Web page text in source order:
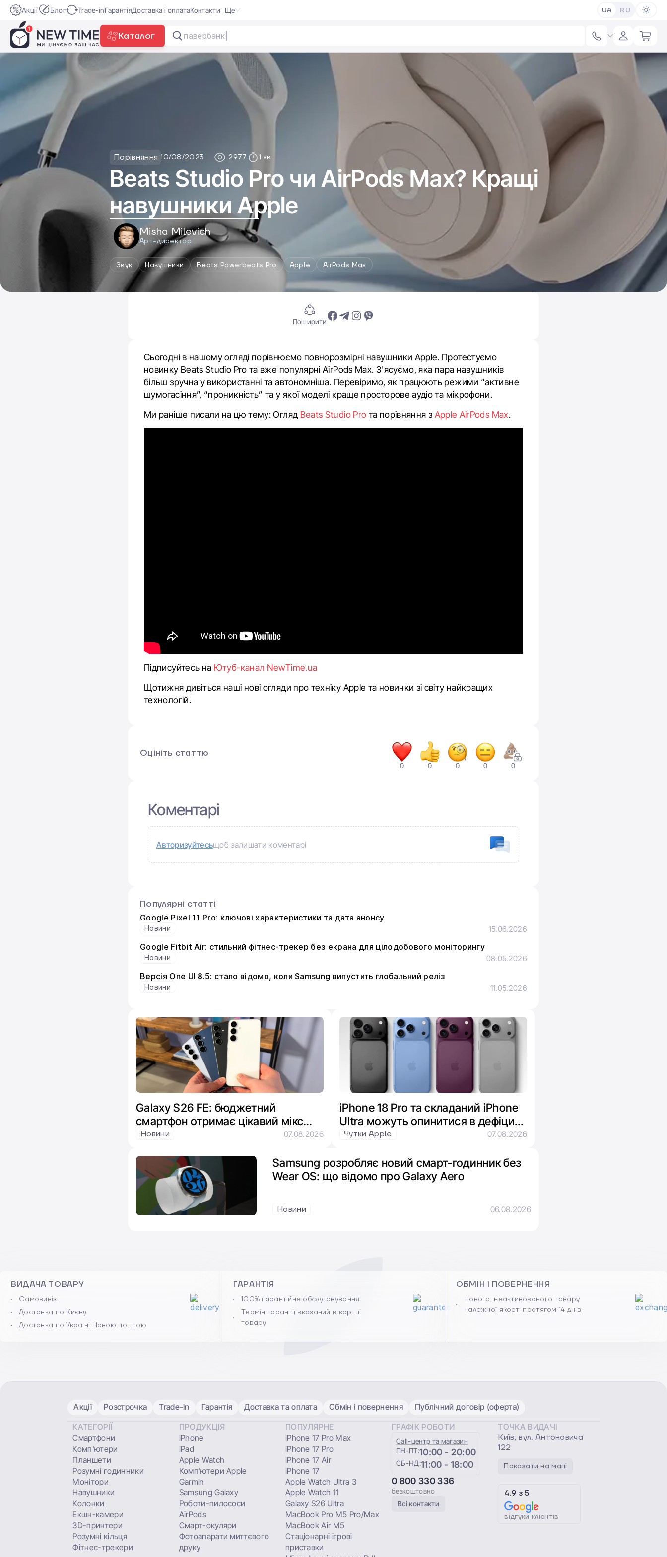
Акції Блог Trade-inГарантіяДоставка і оплатаКонтакти Ще UA RU
Каталог Play
Порівняння 10/08/2023 2977 1 хв
Beats Studio Pro чи AirPods Max? Кращі
навушники Apple
Misha Milevich
Арт-директор
Звук Навушники Beats Powerbeats Pro Apple AirPods Max
Поширити
Сьогодні в нашому огляді порівнюємо повнорозмірні навушники Apple. Протестуємо
новинку Beats Studio Pro та вже популярні AirPods Max. З'ясуємо, яка пара навушників
більш зручна у використанні та автономніша. Перевіримо, як працюють режими “активне
шумогасіння”, “проникність” та у якої моделі краще просторове аудіо та мікрофони.
Ми раніше писали на цю тему: Огляд Beats Studio Pro та порівняння з Apple AirPods Max.
Підписуйтесь на Ютуб-канал NewTime.ua
Щотижня дивіться наші нові огляди про техніку Apple та новинки зі світу найкращих
технологій.
Оцініть статтю
0 0 0 0 0
Коментарі
Авторизуйтесьщоб залишати коментарі
Популярні статті
Google Pixel 11 Pro: ключові характеристики та дата анонсу
Новини 15.06.2026
Google Fitbit Air: стильний фітнес-трекер без екрана для цілодобового моніторингу
Новини 08.05.2026
Версія One UI 8.5: стало відомо, коли Samsung випустить глобальний реліз
Новини 11.05.2026
Galaxy S26 FE: бюджетний
смартфон отримає цікавий мікс
чипів від Exynos та Snapdragon
Новини 07.08.2026
iPhone 18 Pro та складаний iPhone
Ultra можуть опинитися в дефіциті
через брак пам’яті
Чутки Apple 07.08.2026
Samsung розробляє новий смарт-годинник без
Wear OS: що відомо про Galaxy Aero
Новини 06.08.2026
ВИДАЧА ТОВАРУ
Самовивіз
Доставка по Києву
Доставка по Україні Новою поштою
ГАРАНТІЯ
100% гарантійне обслуговування
Термін гарантії вказаний в картці
товару
ОБМІН І ПОВЕРНЕННЯ
Нового, неактивованого товару
належної якості протягом 14 днів
Акції Розстрочка Trade-in Гарантія Доставка та оплата Обмін і повернення Публічний договір (оферта)
КАТЕГОРІЇ
Смартфони
Комп'ютери
Планшети
Розумні годинники
Монітори
Навушники
Колонки
Екшн-камери
3D-принтери
Розумні кільця
Фітнес-трекери
ПРОДУКЦІЯ
iPhone
iPad
Apple Watch
Комп'ютери Apple
Garmin
Samsung Galaxy
Роботи-пилососи
AirPods
Смарт-окуляри
Фотоапарати миттєвого
друку
ПОПУЛЯРНЕ
iPhone 17 Pro Max
iPhone 17 Pro
iPhone 17 Air
iPhone 17
Apple Watch Ultra 3
Apple Watch 11
Galaxy S26 Ultra
MacBook Pro M5 Pro/Max
MacBook Air M5
Стаціонарні ігрові
приставки
ГРАФІК РОБОТИ
Сall-центр та магазин
ПН-ПТ:10:00 - 20:00
СБ-НД:11:00 - 18:00
0 800 330 336
безкоштовно
Всі контакти
ТОЧКА ВИДАЧІ
Київ, вул. Антоновича
122
Показати на мапі
4.9 з5
відгуки клієнтів